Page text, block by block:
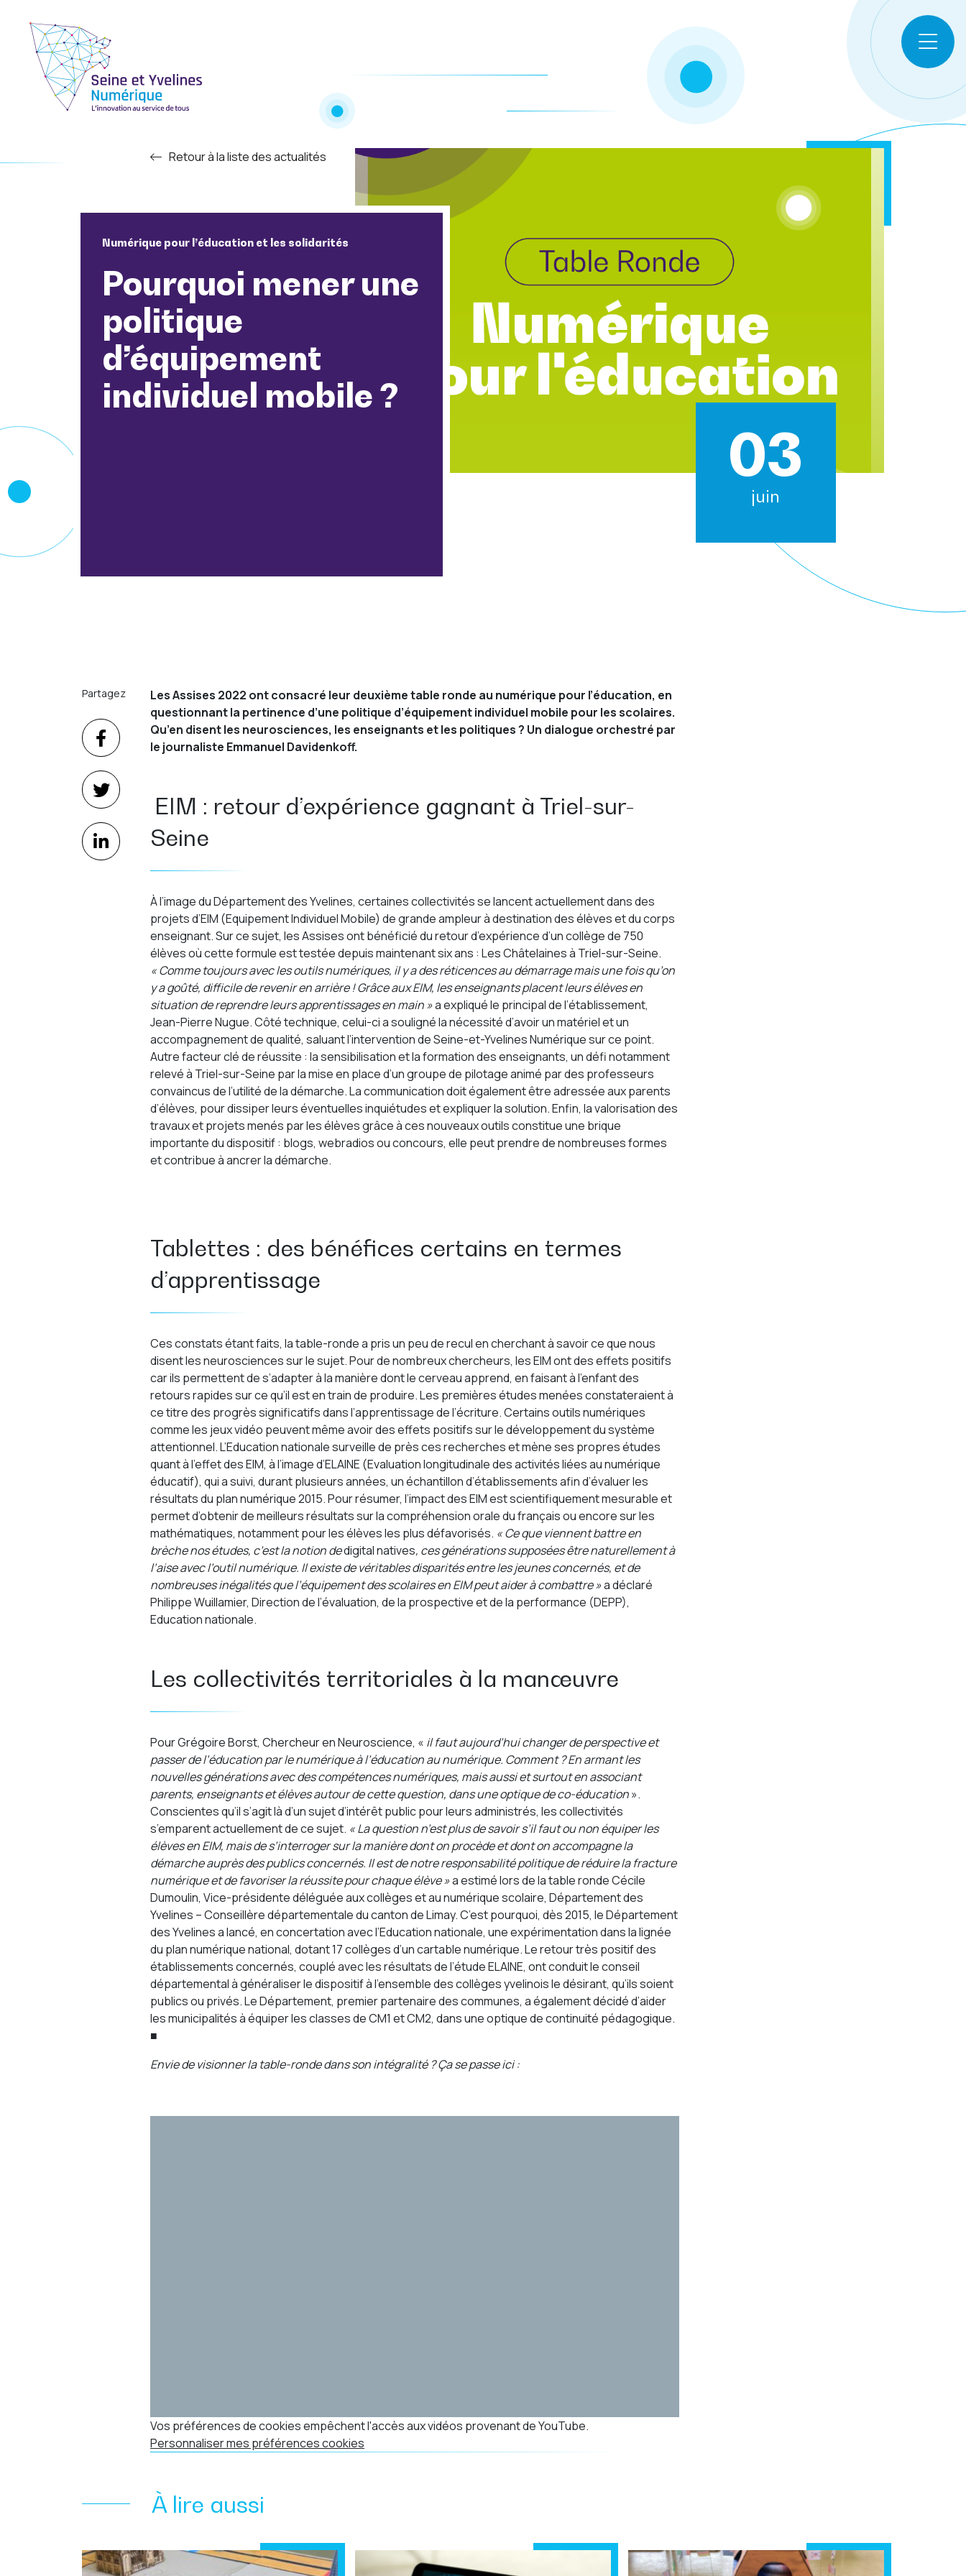
Retour à la liste des actualités
03
juin
Numérique pour l’éducation et les solidarités
Pourquoi mener une
politique
d’équipement
individuel mobile ?
Partagez
Les Assises 2022 ont consacré leur deuxième table ronde au numérique pour l’éducation, en
questionnant la pertinence d’une politique d’équipement individuel mobile pour les scolaires.
Qu’en disent les neurosciences, les enseignants et les politiques ? Un dialogue orchestré par
le journaliste Emmanuel Davidenkoff.
EIM : retour d’expérience gagnant à Triel-sur-
Seine
À l’image du Département des Yvelines, certaines collectivités se lancent actuellement dans des
projets d’EIM (Equipement Individuel Mobile) de grande ampleur à destination des élèves et du corps
enseignant. Sur ce sujet, les Assises ont bénéficié du retour d’expérience d’un collège de 750
élèves où cette formule est testée depuis maintenant six ans : Les Châtelaines à Triel-sur-Seine.
« Comme toujours avec les outils numériques, il y a des réticences au démarrage mais une fois qu’on
y a goûté, difficile de revenir en arrière ! Grâce aux EIM, les enseignants placent leurs élèves en
situation de reprendre leurs apprentissages en main »a expliqué le principal de l’établissement,
Jean-Pierre Nugue. Côté technique, celui-ci a souligné la nécessité d’avoir un matériel et un
accompagnement de qualité, saluant l’intervention de Seine-et-Yvelines Numérique sur ce point.
Autre facteur clé de réussite : la sensibilisation et la formation des enseignants, un défi notamment
relevé à Triel-sur-Seine par la mise en place d’un groupe de pilotage animé par des professeurs
convaincus de l’utilité de la démarche. La communication doit également être adressée aux parents
d’élèves, pour dissiper leurs éventuelles inquiétudes et expliquer la solution. Enfin, la valorisation des
travaux et projets menés par les élèves grâce à ces nouveaux outils constitue une brique
importante du dispositif : blogs, webradios ou concours, elle peut prendre de nombreuses formes
et contribue à ancrer la démarche.
Tablettes : des bénéfices certains en termes
d’apprentissage
Ces constats étant faits, la table-ronde a pris un peu de recul en cherchant à savoir ce que nous
disent les neurosciences sur le sujet. Pour de nombreux chercheurs, les EIM ont des effets positifs
car ils permettent de s’adapter à la manière dont le cerveau apprend, en faisant à l’enfant des
retours rapides sur ce qu’il est en train de produire. Les premières études menées constateraient à
ce titre des progrès significatifs dans l’apprentissage de l’écriture. Certains outils numériques
comme les jeux vidéo peuvent même avoir des effets positifs sur le développement du système
attentionnel. L’Education nationale surveille de près ces recherches et mène ses propres études
quant à l’effet des EIM, à l’image d’ELAINE (Evaluation longitudinale des activités liées au numérique
éducatif), qui a suivi, durant plusieurs années, un échantillon d’établissements afin d’évaluer les
résultats du plan numérique 2015. Pour résumer, l’impact des EIM est scientifiquement mesurable et
permet d’obtenir de meilleurs résultats sur la compréhension orale du français ou encore sur les
mathématiques, notamment pour les élèves les plus défavorisés. « Ce que viennent battre en
brèche nos études, c’est la notion dedigital natives, ces générations supposées être naturellement à
l’aise avec l’outil numérique. Il existe de véritables disparités entre les jeunes concernés, et de
nombreuses inégalités que l’équipement des scolaires en EIM peut aider à combattre »a déclaré
Philippe Wuillamier, Direction de l’évaluation, de la prospective et de la performance (DEPP),
Education nationale.
Les collectivités territoriales à la manœuvre
Pour Grégoire Borst, Chercheur en Neuroscience, « il faut aujourd’hui changer de perspective et
passer de l’éducation par le numérique à l’éducation au numérique. Comment ? En armant les
nouvelles générations avec des compétences numériques, mais aussi et surtout en associant
parents, enseignants et élèves autour de cette question, dans une optique de co-éducation».
Conscientes qu’il s’agit là d’un sujet d’intérêt public pour leurs administrés, les collectivités
s’emparent actuellement de ce sujet. « La question n’est plus de savoir s’il faut ou non équiper les
élèves en EIM, mais de s’interroger sur la manière dont on procède et dont on accompagne la
démarche auprès des publics concernés. Il est de notre responsabilité politique de réduire la fracture
numérique et de favoriser la réussite pour chaque élève »a estimé lors de la table ronde Cécile
Dumoulin, Vice-présidente déléguée aux collèges et au numérique scolaire, Département des
Yvelines – Conseillère départementale du canton de Limay. C’est pourquoi, dès 2015, le Département
des Yvelines a lancé, en concertation avec l’Education nationale, une expérimentation dans la lignée
du plan numérique national, dotant 17 collèges d’un cartable numérique. Le retour très positif des
établissements concernés, couplé avec les résultats de l’étude ELAINE, ont conduit le conseil
départemental à généraliser le dispositif à l’ensemble des collèges yvelinois le désirant, qu’ils soient
publics ou privés. Le Département, premier partenaire des communes, a également décidé d’aider
les municipalités à équiper les classes de CM1 et CM2, dans une optique de continuité pédagogique.
■
Envie de visionner la table-ronde dans son intégralité ? Ça se passeici :
Vos préférences de cookies empêchent l'accès aux vidéos provenant de YouTube.
Personnaliser mes préférences cookies
À lire aussi